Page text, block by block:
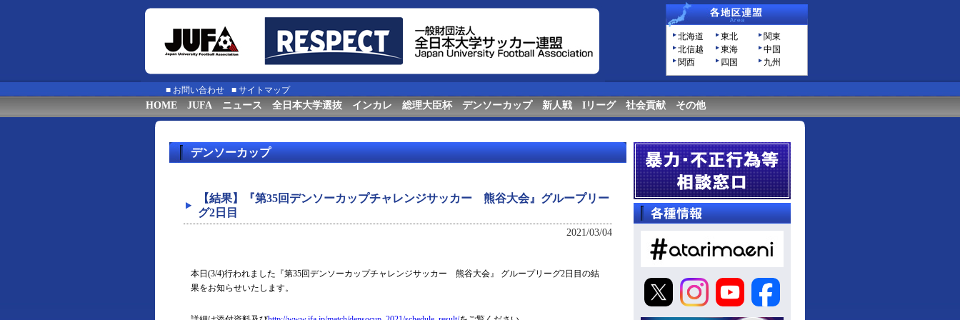
北海道 東北
関東
北信越
東海
中国
関西
四国 九州
■ お問い合わせ ■ サイトマップ
HOME JUFA ニュース 全日本大学選抜 インカレ 総理大臣杯 デンソーカップ 新人戦 Iリーグ 社会貢献 その他
デンソーカップ
【結果】『第35回デンソーカップチャレンジサッカー 熊谷大会』グループリー
グ2日目
2021/03/04
本日(3/4)行われました『第35回デンソーカップチャレンジサッカー 熊谷大会』 グループリーグ2日目の結
果をお知らせいたします。